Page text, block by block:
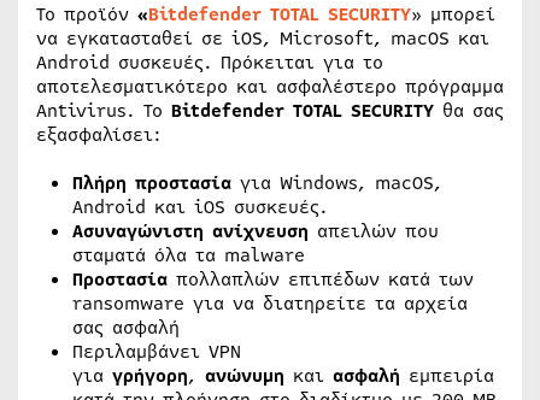
Το προϊόν «Bitdefender TOTAL SECURITY» μπορεί
να εγκατασταθεί σε iOS, Microsoft, macOS και
Android συσκευές. Πρόκειται για το
αποτελεσματικότερο και ασφαλέστερο πρόγραμμα
Antivirus. Το Bitdefender TOTAL SECURITY θα σας
εξασφαλίσει:
Πλήρη προστασία για Windows, macOS,
Android και iOS συσκευές.
Ασυναγώνιστη ανίχνευση απειλών που
σταματά όλα τα malware
Προστασία πολλαπλών επιπέδων κατά των
ransomware για να διατηρείτε τα αρχεία
σας ασφαλή
Περιλαμβάνει VPN
για γρήγορη, ανώνυμη και ασφαλή εμπειρία